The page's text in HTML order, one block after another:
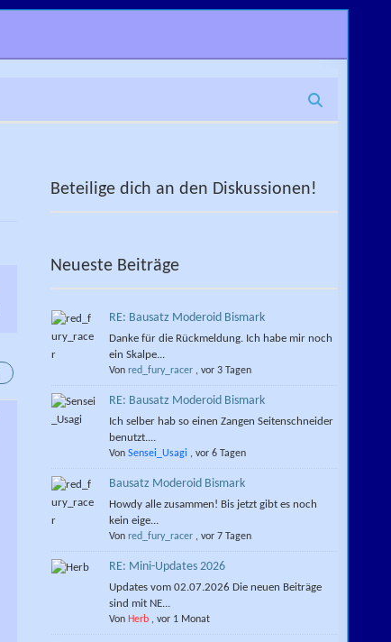
Beteilige dich an den Diskussionen!
Neueste Beiträge
RE: Bausatz Moderoid Bismark
Danke für die Rückmeldung. Ich habe mir noch
ein Skalpe...
Von red_fury_racer, vor 3 Tagen
RE: Bausatz Moderoid Bismark
Ich selber hab so einen Zangen Seitenschneider
benutzt....
Von Sensei_Usagi , vor 6 Tagen
Bausatz Moderoid Bismark
Howdy alle zusammen! Bis jetzt gibt es noch
kein eige...
Von red_fury_racer, vor 7 Tagen
RE: Mini-Updates 2026
Updates vom 02.07.2026 Die neuen Beiträge
sind mit NE...
Von Herb, vor 1 Monat